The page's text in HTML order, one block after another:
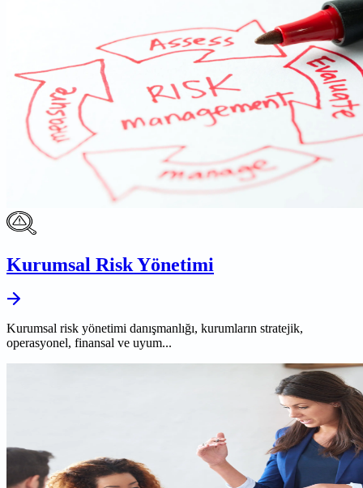
Kurumsal Risk Yönetimi
Kurumsal risk yönetimi danışmanlığı, kurumların stratejik,
operasyonel, finansal ve uyum...